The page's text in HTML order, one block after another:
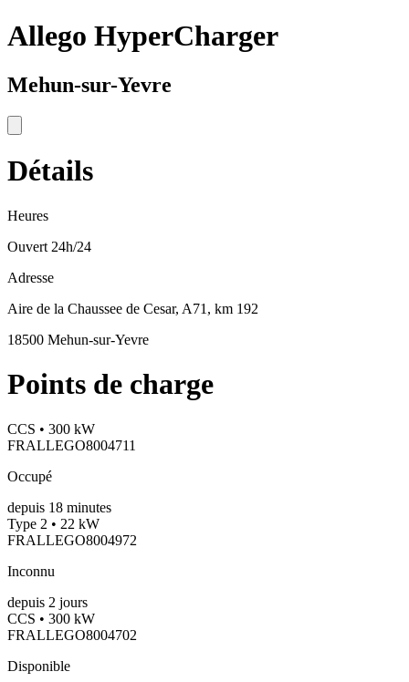
Allego HyperCharger
Mehun-sur-Yevre
Détails
Heures
Ouvert 24h/24
Adresse
Aire de la Chaussee de Cesar, A71, km 192
18500 Mehun-sur-Yevre
Points de charge
CCS • 300 kW
FRALLEGO8004711
Occupé
depuis 18 minutes
Type 2 • 22 kW
FRALLEGO8004972
Inconnu
depuis 2 jours
CCS • 300 kW
FRALLEGO8004702
Disponible